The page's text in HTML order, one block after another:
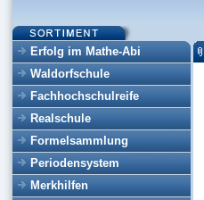
Erfolg im Mathe-Abi
Waldorfschule
Fachhochschulreife
Realschule
Formelsammlung
Periodensystem
Merkhilfen